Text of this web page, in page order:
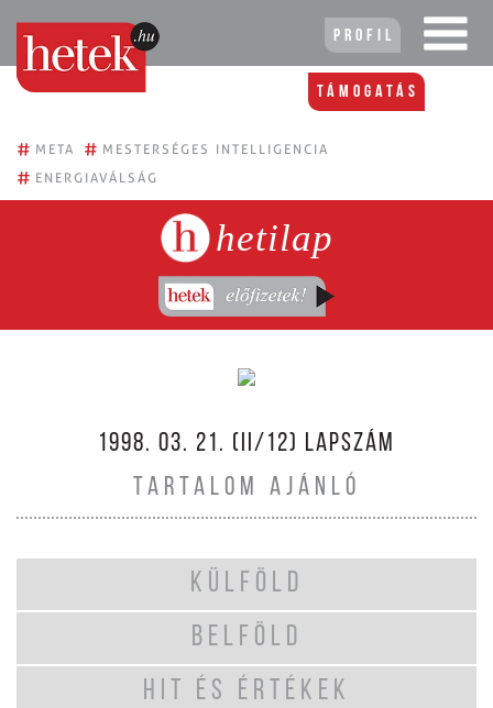
Profil
Támogatás
# META # MESTERSÉGES INTELLIGENCIA
# ENERGIAVÁLSÁG
hetilap
1998. 03. 21. (II/12) LAPSZÁM
TARTALOM AJÁNLÓ
KÜLFÖLD
BELFÖLD
HIT ÉS ÉRTÉKEK